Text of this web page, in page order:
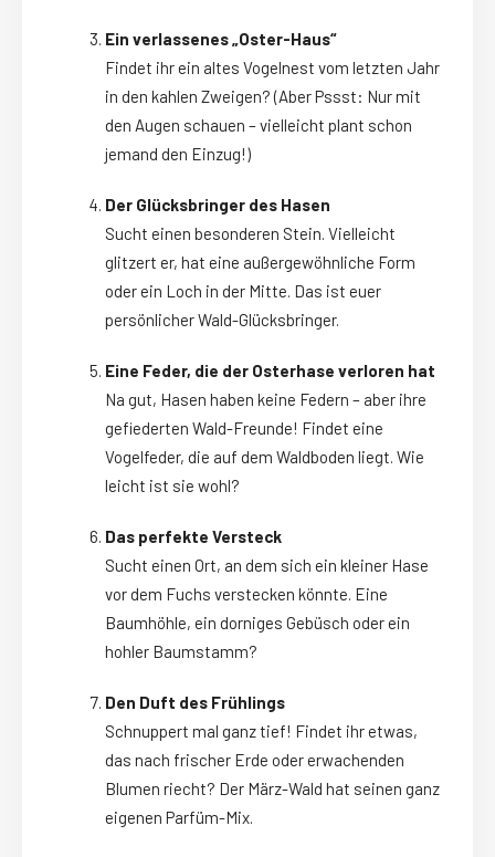
Ein verlassenes „Oster-Haus“
Findet ihr ein altes Vogelnest vom letzten Jahr
in den kahlen Zweigen? (Aber Pssst: Nur mit
den Augen schauen – vielleicht plant schon
jemand den Einzug!)
Der Glücksbringer des Hasen
Sucht einen besonderen Stein. Vielleicht
glitzert er, hat eine außergewöhnliche Form
oder ein Loch in der Mitte. Das ist euer
persönlicher Wald-Glücksbringer.
Eine Feder, die der Osterhase verloren hat
Na gut, Hasen haben keine Federn – aber ihre
gefiederten Wald-Freunde! Findet eine
Vogelfeder, die auf dem Waldboden liegt. Wie
leicht ist sie wohl?
Das perfekte Versteck
Sucht einen Ort, an dem sich ein kleiner Hase
vor dem Fuchs verstecken könnte. Eine
Baumhöhle, ein dorniges Gebüsch oder ein
hohler Baumstamm?
Den Duft des Frühlings
Schnuppert mal ganz tief! Findet ihr etwas,
das nach frischer Erde oder erwachenden
Blumen riecht? Der März-Wald hat seinen ganz
eigenen Parfüm-Mix.